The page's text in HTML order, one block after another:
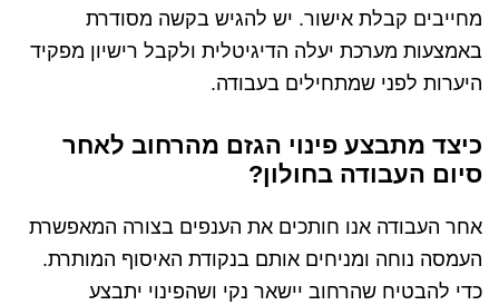
מחייבים קבלת אישור. יש להגיש בקשה מסודרת
באמצעות מערכת יעלה הדיגיטלית ולקבל רישיון מפקיד
היערות לפני שמתחילים בעבודה.
כיצד מתבצע פינוי הגזם מהרחוב לאחר
סיום העבודה בחולון?
אחר העבודה אנו חותכים את הענפים בצורה המאפשרת
העמסה נוחה ומניחים אותם בנקודת האיסוף המותרת.
כדי להבטיח שהרחוב יישאר נקי ושהפינוי יתבצע